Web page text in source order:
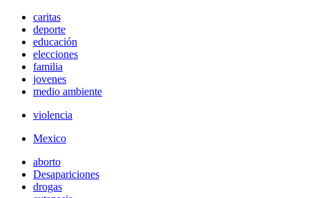
caritas
deporte
educación
elecciones
familia
jovenes
medio ambiente
violencia
Mexico
aborto
Desapariciones
drogas